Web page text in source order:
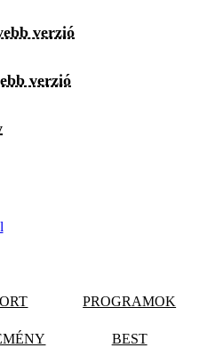
verzió
verzió
PROGRAMOK
BEST